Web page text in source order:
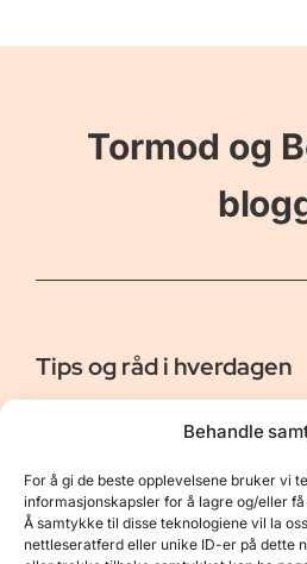
Behandle
For å gi de beste opplevelsene bruker vi
informasjonskapsler for å lagre og/eller
Å samtykke til disse teknologiene vil la
nettleseratferd eller unike ID-er på dette
Tormod og
Tips og råd i hverdagen
Er vår bloggside hvor vi ønsker å
gi deg råd og tips innen reiser,
naturopplevelser, personlig pleie,
Nyttige Linker
Om oss